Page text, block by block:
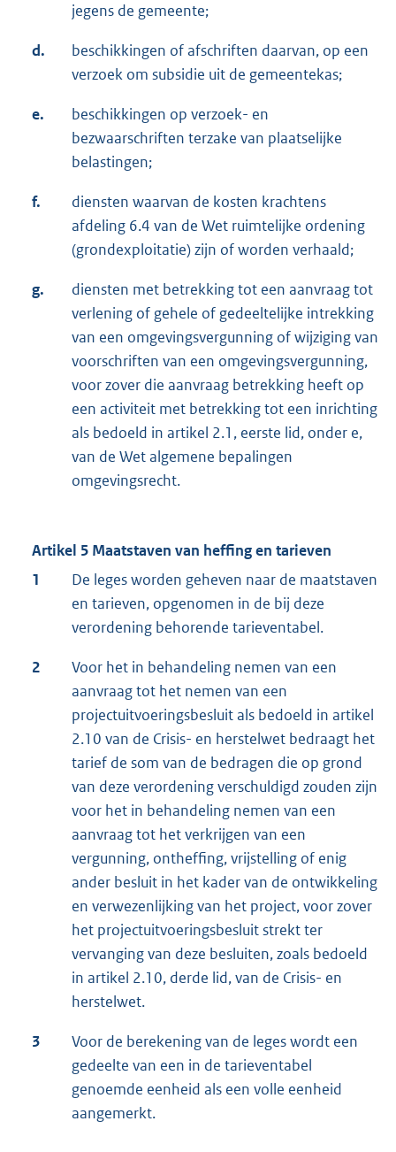
jegens de gemeente;
d.
beschikkingen of afschriften daarvan, op een
verzoek om subsidie uit de gemeentekas;
e.
beschikkingen op verzoek- en
bezwaarschriften terzake van plaatselijke
belastingen;
f.
diensten waarvan de kosten krachtens
afdeling 6.4 van de Wet ruimtelijke ordening
(grondexploitatie) zijn of worden verhaald;
g.
diensten met betrekking tot een aanvraag tot
verlening of gehele of gedeeltelijke intrekking
van een omgevingsvergunning of wijziging van
voorschriften van een omgevingsvergunning,
voor zover die aanvraag betrekking heeft op
een activiteit met betrekking tot een inrichting
als bedoeld in artikel 2.1, eerste lid, onder e,
van de Wet algemene bepalingen
omgevingsrecht.
Artikel 5 Maatstaven van heffing en tarieven
1
De leges worden geheven naar de maatstaven
en tarieven, opgenomen in de bij deze
verordening behorende tarieventabel.
2
Voor het in behandeling nemen van een
aanvraag tot het nemen van een
projectuitvoeringsbesluit als bedoeld in artikel
2.10 van de Crisis- en herstelwet bedraagt het
tarief de som van de bedragen die op grond
van deze verordening verschuldigd zouden zijn
voor het in behandeling nemen van een
aanvraag tot het verkrijgen van een
vergunning, ontheffing, vrijstelling of enig
ander besluit in het kader van de ontwikkeling
en verwezenlijking van het project, voor zover
het projectuitvoeringsbesluit strekt ter
vervanging van deze besluiten, zoals bedoeld
in artikel 2.10, derde lid, van de Crisis- en
herstelwet.
3
Voor de berekening van de leges wordt een
gedeelte van een in de tarieventabel
genoemde eenheid als een volle eenheid
aangemerkt.